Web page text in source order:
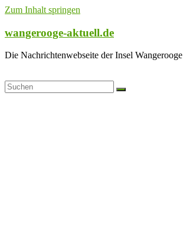
Zum Inhalt springen
wangerooge-aktuell.de
Die Nachrichtenwebseite der Insel Wangerooge